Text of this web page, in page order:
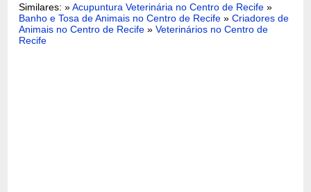
Similares: »Acupuntura Veterinária no Centro de Recife »
Banho e Tosa de Animais no Centro de Recife »Criadores de
Animais no Centro de Recife »Veterinários no Centro de
Recife